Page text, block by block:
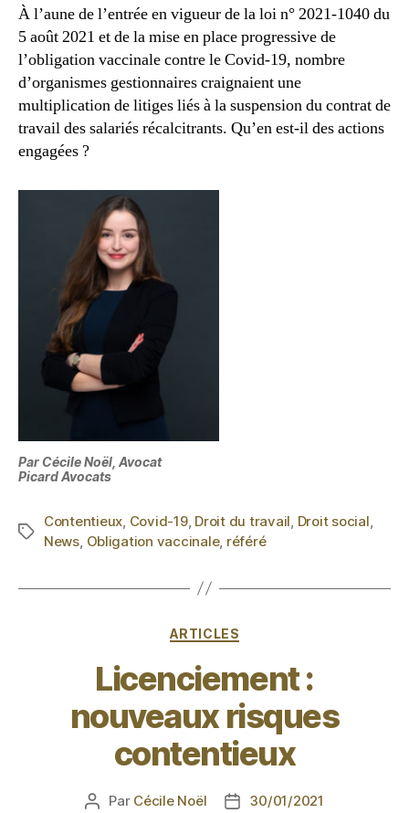
À l’aune de l’entrée en vigueur de la loi n° 2021-1040 du
5 août 2021 et de la mise en place progressive de
l’obligation vaccinale contre le Covid-19, nombre
d’organismes gestionnaires craignaient une
multiplication de litiges liés à la suspension du contrat de
travail des salariés récalcitrants. Qu’en est-il des actions
engagées ?
Par Cécile Noël, Avocat
Picard Avocats
Contentieux Covid-19, Droit du travail Droit social
News Obligation vaccinale, référé
ARTICLES
Licenciement :
nouveaux risques
contentieux
Par Cécile Noël 30/01/2021